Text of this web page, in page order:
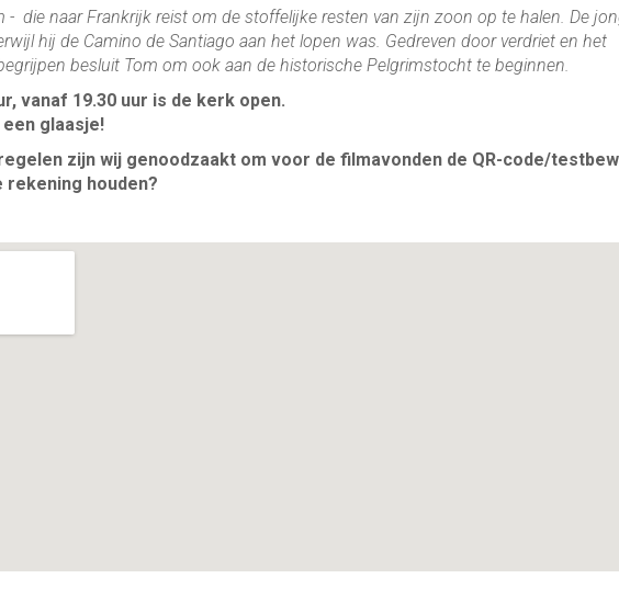
- die naar Frankrijk reist om de stoffelijke resten van zijn zoon op te halen. De
hij de Camino de Santiago aan het lopen was. Gedreven door verdriet en het
besluit Tom om ook aan de historische Pelgrimstocht te beginnen.
vanaf 19.30 uur is de kerk open.
glaasje!
zijn wij genoodzaakt om voor de filmavonden de QR-code/
houden?